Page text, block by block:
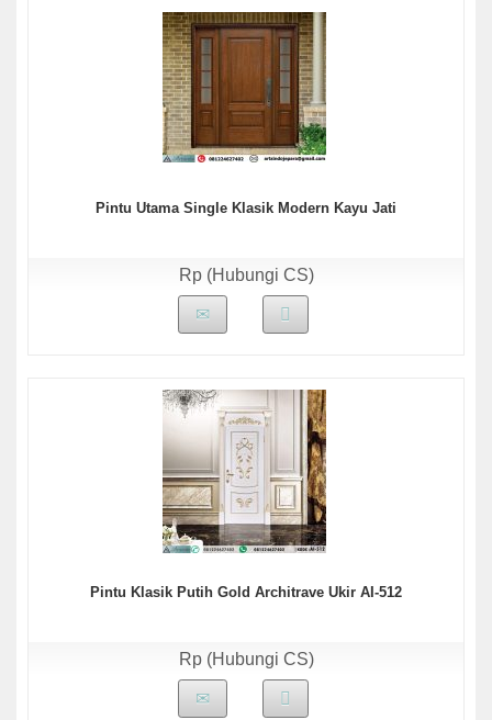
Pintu Utama Single Klasik Modern Kayu Jati
Rp (Hubungi CS)
Pintu Klasik Putih Gold Architrave Ukir AI-512
Rp (Hubungi CS)